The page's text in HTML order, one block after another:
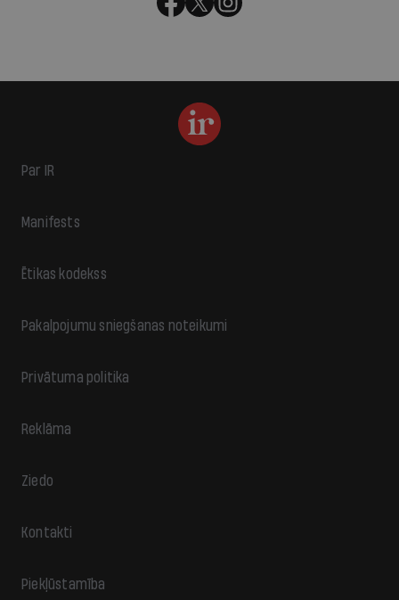
Par IR
Manifests
Ētikas kodekss
Pakalpojumu sniegšanas noteikumi
Privātuma politika
Reklāma
Ziedo
Kontakti
Piekļūstamība